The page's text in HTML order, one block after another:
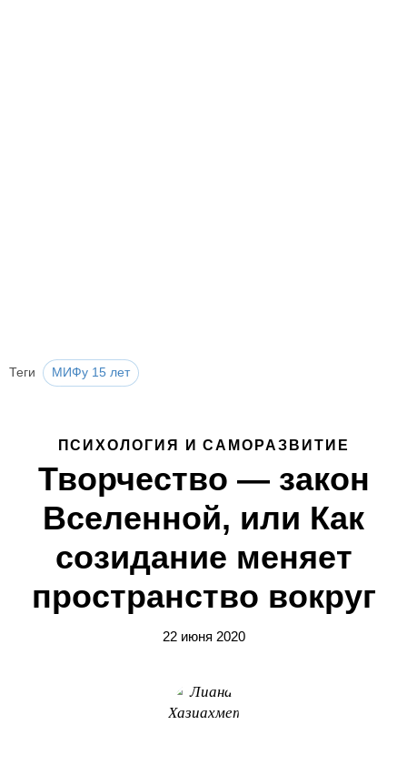
Теги МИФу 15 лет
ПСИХОЛОГИЯ И САМОРАЗВИТИЕ
Творчество — закон
Вселенной, или Как
созидание меняет
пространство вокруг
22 июня 2020